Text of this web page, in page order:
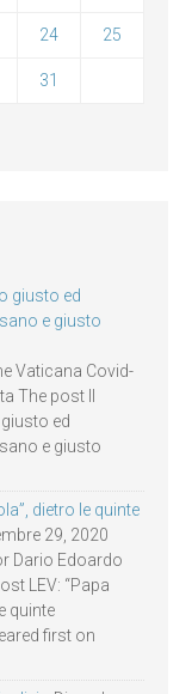
24 25
31
giusto ed
e giusto
Vaticana Covid-
The post Il
ed
e giusto
dietro le quinte
29, 2020
Dario Edoardo
LEV: “Papa
quinte
first on